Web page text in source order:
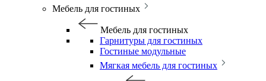
Мебель для гостиных
Мебель для гостиных
Гарнитуры для гостиных
Гостиные модульные
Мягкая мебель для гостиных